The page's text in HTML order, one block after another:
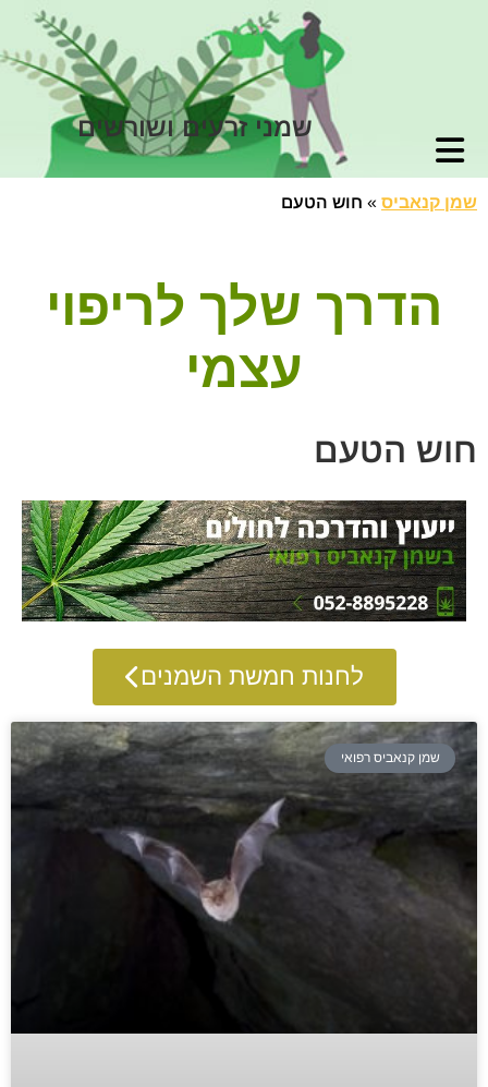
שמני זרעים ושורשים
שמן קנאביס » חוש הטעם
הדרך שלך לריפוי
עצמי
חוש הטעם
לחנות חמשת השמנים
שמן קנאביס רפואי